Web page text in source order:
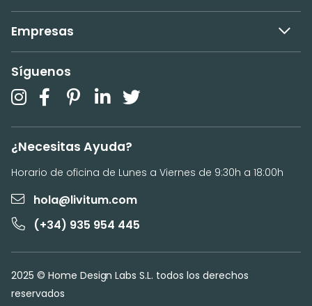
Empresas
Síguenos
¿Necesitas Ayuda?
Horario de oficina de Lunes a Viernes de 9:30h a 18:00h
hola@livitum.com
(+34) 935 954 445
2025 © Home Design Labs S.L. todos los derechos
reservados